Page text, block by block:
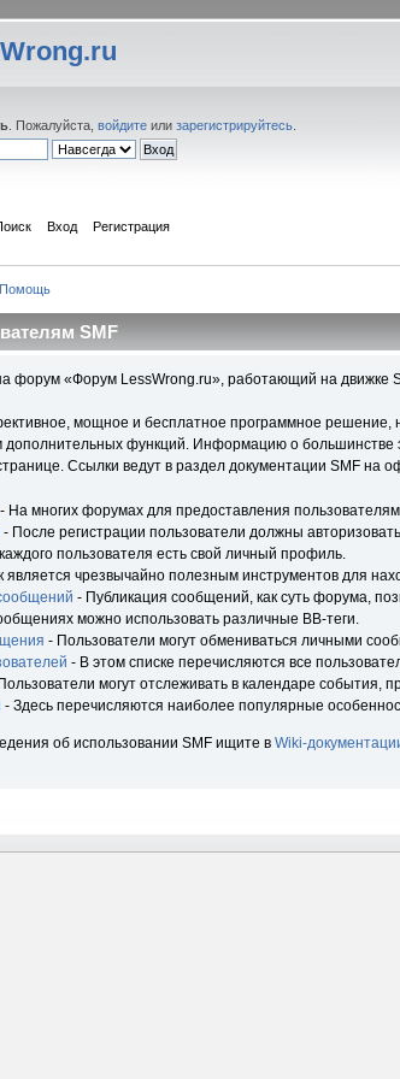
. Пожалуйста,войдите илизарегистрируйтесь
Вход Регистрация
Помощь
SMF
форум «Форум LessWrong.ru», работающий на движке
мощное и бесплатное программное решение,
дополнительных функций. Информацию о большинстве
Ссылки ведут в раздел документации SMF на
- На многих форумах для предоставления
- После регистрации пользователи должны
пользователя есть свой личный профиль.
является чрезвычайно полезным инструментов для
- Публикация сообщений, как суть форума,
можно использовать различные BB-теги.
- Пользователи могут обмениваться личными
- В этом списке перечисляются все
могут отслеживать в календаре события,
- Здесь перечисляются наиболее популярные
об использовании SMF ищите в Wiki-